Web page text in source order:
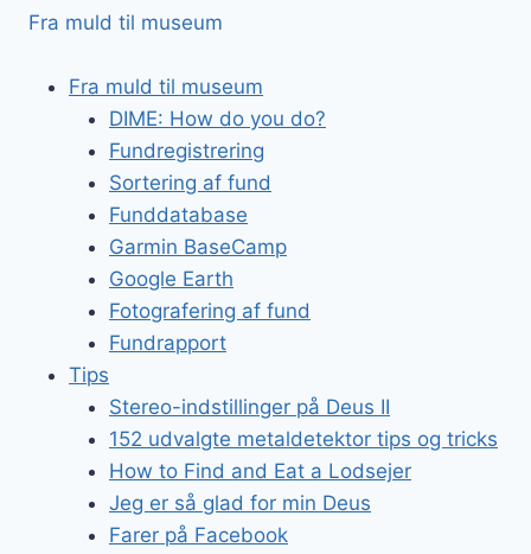
Fra muld til museum
Fra muld til museum
DIME: How do you do?
Fundregistrering
Sortering af fund
Funddatabase
Garmin BaseCamp
Google Earth
Fotografering af fund
Fundrapport
Tips
Stereo-indstillinger på Deus II
152 udvalgte metaldetektor tips og tricks
How to Find and Eat a Lodsejer
Jeg er så glad for min Deus
Farer på Facebook